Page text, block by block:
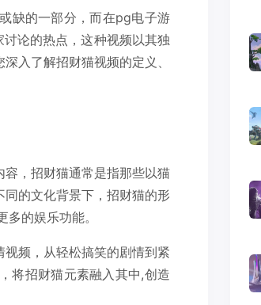
缺的一部分，而在pg电子游
论的热点，这种视频以其独
入了解招财猫视频的定义、
，招财猫通常是指那些以猫
的文化背景下，招财猫的形
的娱乐功能。
频，从轻松搞笑的剧情到紧
将招财猫元素融入其中,创造